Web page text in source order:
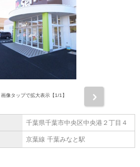
画像タップで拡大表示【1/1】
千葉県千葉市中央区中央港２丁目４
京葉線 千葉みなと駅